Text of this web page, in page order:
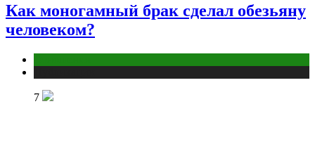
Как моногамный брак сделал обезьяну
человеком?
7